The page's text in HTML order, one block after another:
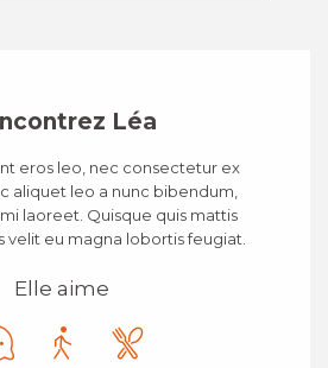
Léa
eros leo, nec consectetur ex
aliquet leo a nunc bibendum,
laoreet. Quisque quis mattis
velit eu magna lobortis feugiat.
Elle aime